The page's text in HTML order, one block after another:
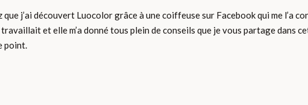
que j’ai découvert Luocolor grâce à une coiffeuse sur Facebook qui me l’a
et elle m’a donné tous plein de conseils que je vous partage dans
point.